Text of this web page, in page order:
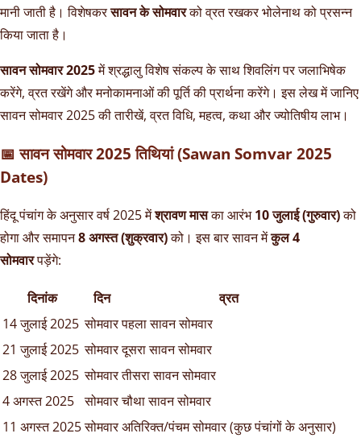
मानी जाती है। विशेषकरसावन के सोमवारको व्रत रखकर भोलेनाथ को प्रसन्न
किया जाता है।
सावन सोमवार 2025में श्रद्धालु विशेष संकल्प के साथ शिवलिंग पर जलाभिषेक
करेंगे, व्रत रखेंगे और मनोकामनाओं की पूर्ति की प्रार्थना करेंगे। इस लेख में जानिए
सावन सोमवार 2025 की तारीखें, व्रत विधि, महत्व, कथा और ज्योतिषीय लाभ।
📅 सावन सोमवार 2025 तिथियां (Sawan Somvar 2025
Dates)
हिंदू पंचांग के अनुसार वर्ष 2025 मेंश्रावण मासका आरंभ10 जुलाई (गुरुवार)को
होगा और समापन8 अगस्त (शुक्रवार)को। इस बार सावन मेंकुल 4
सोमवारपड़ेंगे:
दिनांक दिन
व्रत
14 जुलाई 2025 सोमवारपहला सावन सोमवार
21 जुलाई 2025 सोमवारदूसरा सावन सोमवार
28 जुलाई 2025 सोमवारतीसरा सावन सोमवार
4 अगस्त 2025 सोमवारचौथा सावन सोमवार
11 अगस्त 2025सोमवारअतिरिक्त/पंचम सोमवार (कुछ पंचांगों के अनुसार)